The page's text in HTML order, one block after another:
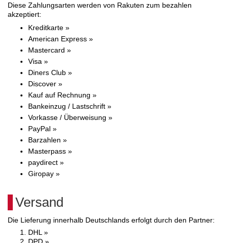
Diese Zahlungsarten werden von Rakuten zum bezahlen
akzeptiert:
Kreditkarte »
American Express »
Mastercard »
Visa »
Diners Club »
Discover »
Kauf auf Rechnung »
Bankeinzug / Lastschrift »
Vorkasse / Überweisung »
PayPal »
Barzahlen »
Masterpass »
paydirect »
Giropay »
Versand
Die Lieferung innerhalb Deutschlands erfolgt durch den Partner:
DHL »
DPD »